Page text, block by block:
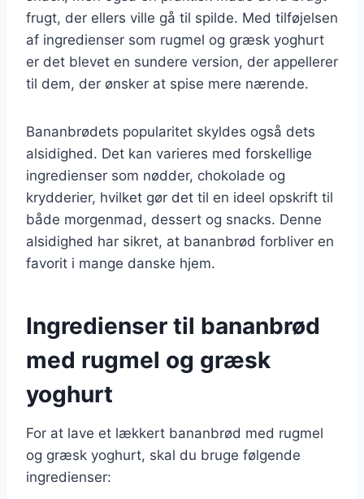
frugt, der ellers ville gå til spilde. Med tilføjelsen
af ingredienser som rugmel og græsk yoghurt
er det blevet en sundere version, der appellerer
til dem, der ønsker at spise mere nærende.
Bananbrødets popularitet skyldes også dets
alsidighed. Det kan varieres med forskellige
ingredienser som nødder, chokolade og
krydderier, hvilket gør det til en ideel opskrift til
både morgenmad, dessert og snacks. Denne
alsidighed har sikret, at bananbrød forbliver en
favorit i mange danske hjem.
Ingredienser til bananbrød
med rugmel og græsk
yoghurt
For at lave et lækkert bananbrød med rugmel
og græsk yoghurt, skal du bruge følgende
ingredienser: